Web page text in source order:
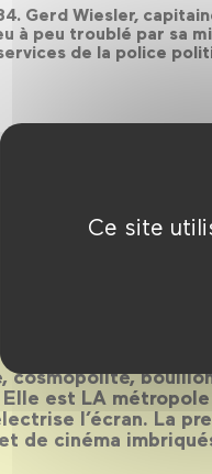
Ce site
Gerd Wiesler,
à peu troublé par sa
de la police
2014
cosmopolite,
est LA
l’écran. La
de cinéma